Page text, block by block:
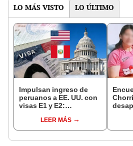
LO MÁS VISTO LO ÚLTIMO
Impulsan ingreso de
peruanos a EE. UU. con
visas E1 y E2:
pymes serían los más
beneficiados
LEER MÁS